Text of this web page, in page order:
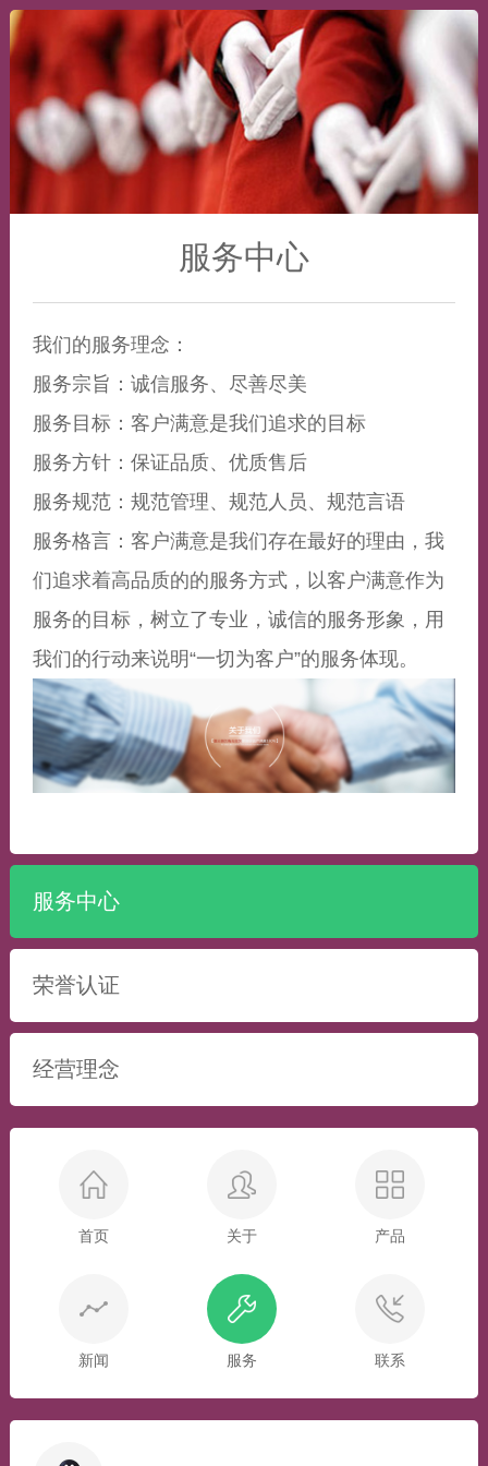
服务中心
我们的服务理念：
服务宗旨：诚信服务、尽善尽美
服务目标：客户满意是我们追求的目标
服务方针：保证品质、优质售后
服务规范：规范管理、规范人员、规范言语
服务格言：客户满意是我们存在最好的理由，我
们追求着高品质的的服务方式，以客户满意作为
服务的目标，树立了专业，诚信的服务形象，用
我们的行动来说明“一切为客户”的服务体现。
服务中心
荣誉认证
经营理念
首页 关于 产品
新闻 服务 联系